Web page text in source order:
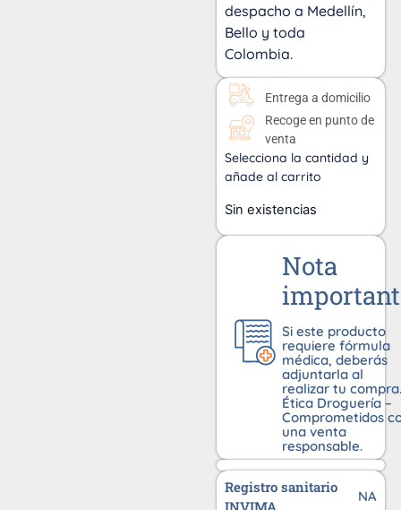
despacho a Medellín,
Bello y toda
Colombia.
Entrega a domicilio
Recoge en punto de
venta
Selecciona la cantidad y
añade al carrito
Sin existencias
Nota
Si este producto
requiere fórmula
médica, deberás
adjuntarla al
realizar tu compra.
Ética Droguería –
Comprometidos
una venta
responsable.
Registro sanitario
NA